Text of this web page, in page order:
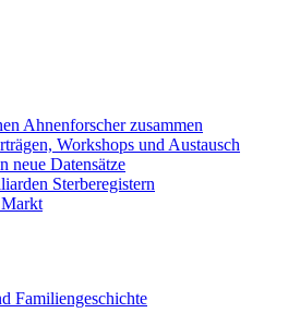
Ahnenforscher zusammen
Workshops und Austausch
neue Datensätze
Sterberegistern
Familiengeschichte